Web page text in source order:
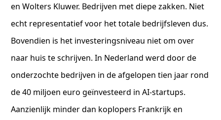
en Wolters Kluwer. Bedrijven met diepe zakken. Niet
echt representatief voor het totale bedrijfsleven dus.
Bovendien is het investeringsniveau niet om over
naar huis te schrijven. In Nederland werd door de
onderzochte bedrijven in de afgelopen tien jaar rond
de 40 miljoen euro geïnvesteerd in AI-startups.
Aanzienlijk minder dan koplopers Frankrijk en